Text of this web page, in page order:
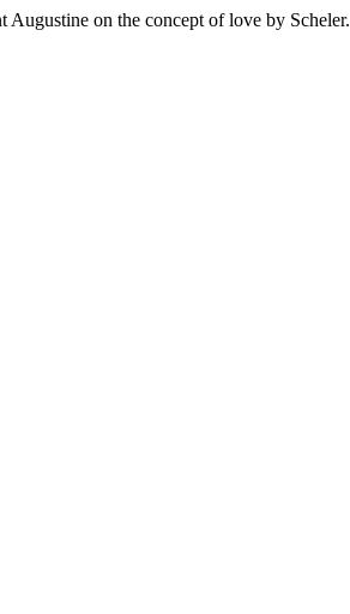
on the concept of love by Scheler.